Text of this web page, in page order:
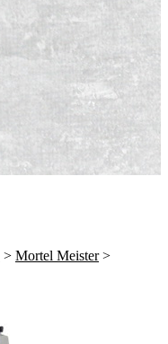
> Mortel Meister>